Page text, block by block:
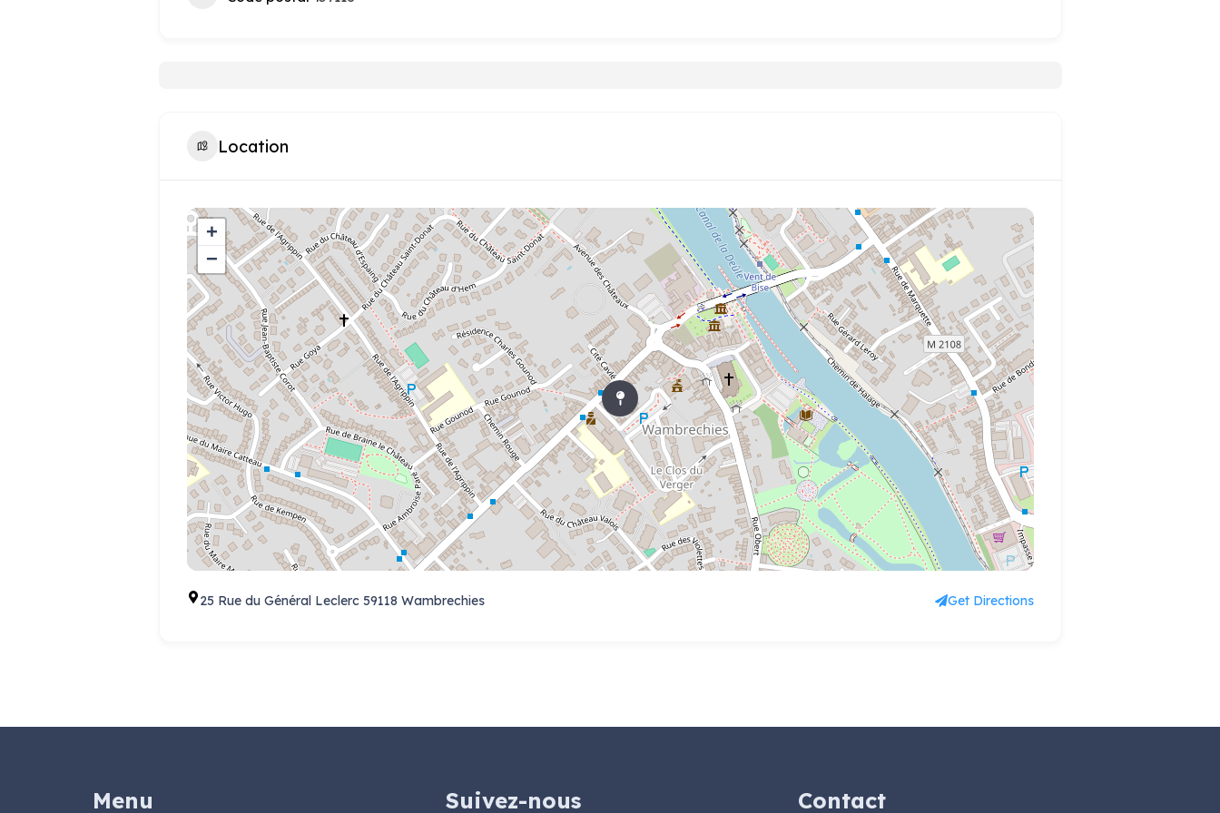
Location
+
−
25 Rue du Général Leclerc 59118 Wambrechies Get Directions
Menu Suivez-nous Contact